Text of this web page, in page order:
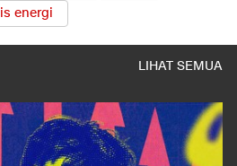
energi
LIHAT SEMUA